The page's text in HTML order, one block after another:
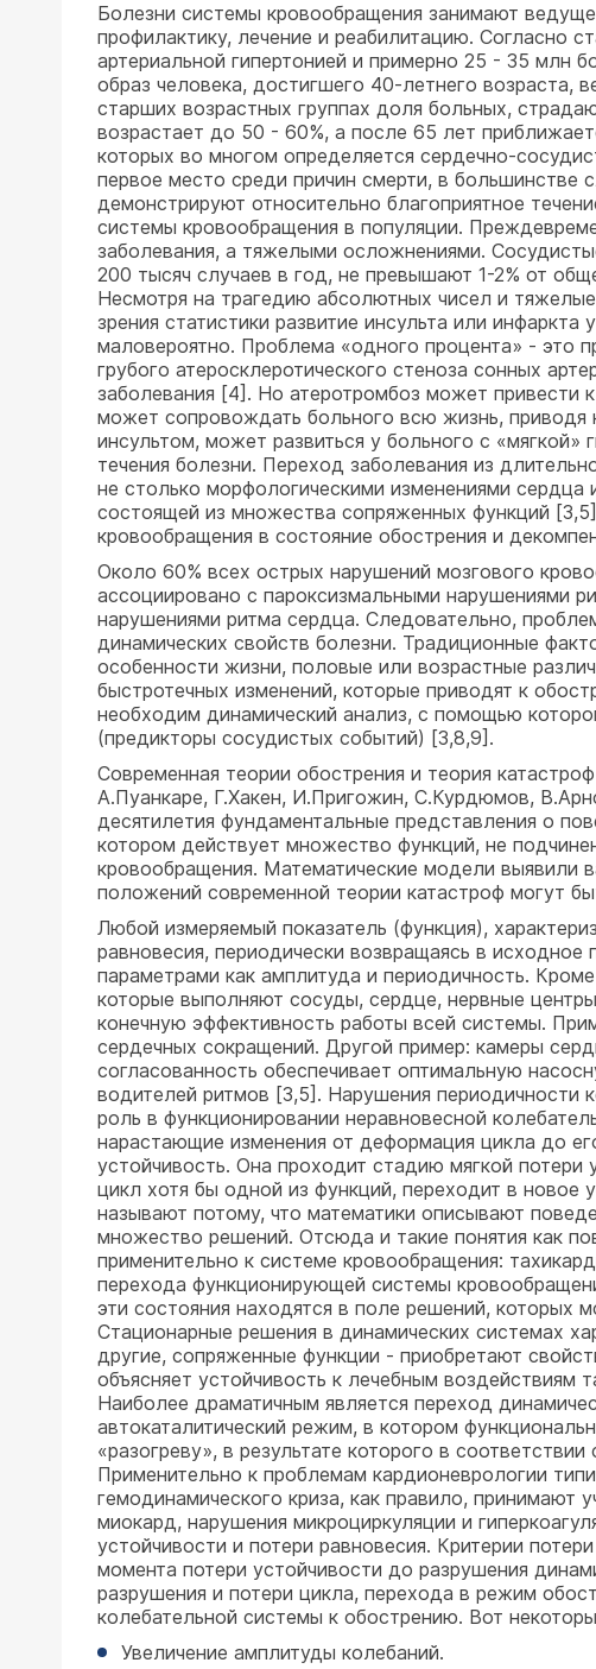
Болезни системы кровообращения занимают
профилактику, лечение и реабилитацию. Согласно
артериальной гипертонией и примерно 25 - 35 млн
образ человека, достигшего 40-летнего возраста,
старших возрастных группах доля больных,
возрастает до 50 - 60%, а после 65 лет
которых во многом определяется сердечно-
первое место среди причин смерти, в большинстве
демонстрируют относительно благоприятное
системы кровообращения в популяции.
заболевания, а тяжелыми осложнениями.
200 тысяч случаев в год, не превышают 1-2% от
Несмотря на трагедию абсолютных чисел и
зрения статистики развитие инсульта или
маловероятно. Проблема «одного процента» - это
грубого атеросклеротического стеноза сонных
заболевания [4]. Но атеротромбоз может привести
может сопровождать больного всю жизнь, приводя
инсультом, может развиться у больного с
течения болезни. Переход заболевания из
не столько морфологическими изменениями
состоящей из множества сопряженных функций
кровообращения в состояние обострения и
Около 60% всех острых нарушений мозгового
ассоциировано с пароксизмальными нарушениями
нарушениями ритма сердца. Следовательно,
динамических свойств болезни. Традиционные
особенности жизни, половые или возрастные
быстротечных изменений, которые приводят к
необходим динамический анализ, с помощью
(предикторы сосудистых событий) [3,8,9].
Современная теории обострения и теория
А.Пуанкаре, Г.Хакен, И.Пригожин, С.Курдюмов,
десятилетия фундаментальные представления о
котором действует множество функций, не
кровообращения. Математические модели выявили
положений современной теории катастроф могут
Любой измеряемый показатель (функция),
равновесия, периодически возвращаясь в
параметрами как амплитуда и периодичность.
которые выполняют сосуды, сердце, нервные
конечную эффективность работы всей системы.
сердечных сокращений. Другой пример: камеры
согласованность обеспечивает оптимальную
водителей ритмов [3,5]. Нарушения периодичности
роль в функционировании неравновесной
нарастающие изменения от деформация цикла до
устойчивость. Она проходит стадию мягкой
цикл хотя бы одной из функций, переходит в
называют потому, что математики описывают
множество решений. Отсюда и такие понятия как
применительно к системе кровообращения:
перехода функционирующей системы
эти состояния находятся в поле решений,
Стационарные решения в динамических системах
другие, сопряженные функции - приобретают
объясняет устойчивость к лечебным воздействиям
Наиболее драматичным является переход
автокаталитический режим, в котором
«разогреву», в результате которого в
Применительно к проблемам кардионеврологии
гемодинамического криза, как правило, принимают
миокард, нарушения микроциркуляции и
устойчивости и потери равновесия. Критерии
момента потери устойчивости до разрушения
разрушения и потери цикла, перехода в режим
колебательной системы к обострению. Вот
Увеличение амплитуды колебаний.